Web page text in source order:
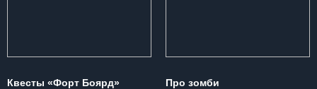
Квесты «Форт Боярд» Про зомби